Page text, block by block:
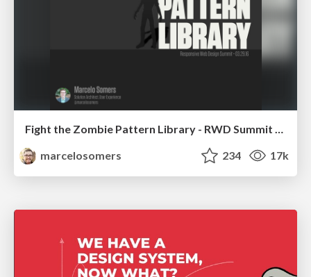
Fight the Zombie Pattern Library - RWD Summit 2016
marcelosomers
234 17k